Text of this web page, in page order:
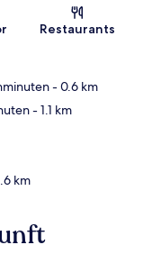
Restaurants
- 0.6 km
- 1.1 km
km